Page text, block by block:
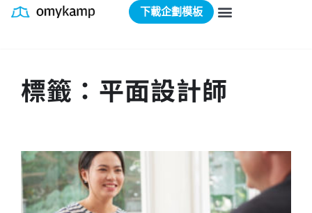
下載企劃模板
標籤：平面設計師